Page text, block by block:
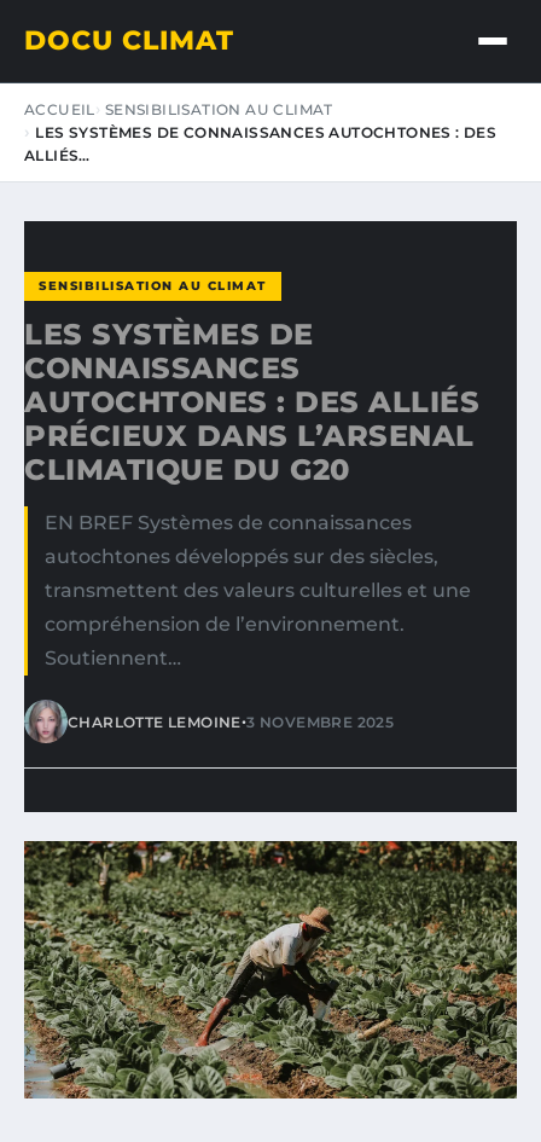
DOCU CLIMAT
ACCUEIL SENSIBILISATION AU CLIMAT
LES SYSTÈMES DE CONNAISSANCES AUTOCHTONES : DES
ALLIÉS…
SENSIBILISATION AU CLIMAT
LES SYSTÈMES DE
CONNAISSANCES
AUTOCHTONES : DES ALLIÉS
PRÉCIEUX DANS L’ARSENAL
CLIMATIQUE DU G20
EN BREF Systèmes de connaissances
autochtones développés sur des siècles,
transmettent des valeurs culturelles et une
compréhension de l’environnement.
Soutiennent…
CHARLOTTE LEMOINE•3 NOVEMBRE 2025